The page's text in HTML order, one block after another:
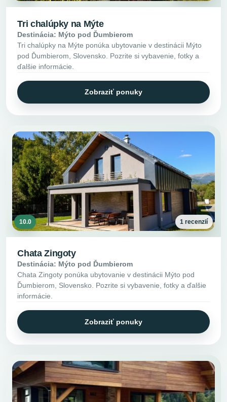
Tri chalúpky na Mýte
Destinácia: Mýto pod Ďumbierom
Tri chalúpky na Mýte ponúka ubytovanie v destinácii Mýto
pod Ďumbierom, Slovensko. Pozrite si vybavenie, fotky a
ďalšie informácie.
Zobraziť ponuky
10.0 1 recenzií
Chata Zingoty
Destinácia: Mýto pod Ďumbierom
Chata Zingoty ponúka ubytovanie v destinácii Mýto pod
Ďumbierom, Slovensko. Pozrite si vybavenie, fotky a ďalšie
informácie.
Zobraziť ponuky